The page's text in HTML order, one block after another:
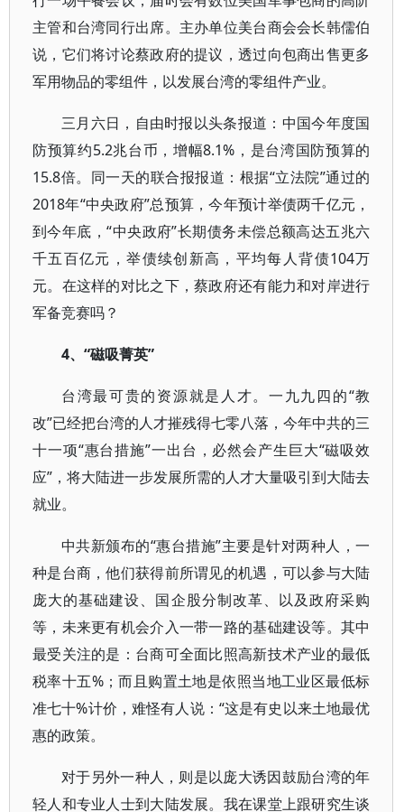
主管和台湾同行出席。主办单位美台商会会长韩儒伯
说，它们将讨论蔡政府的提议，透过向包商出售更多
军用物品的零组件，以发展台湾的零组件产业。
三月六日，自由时报以头条报道：中国今年度国
防预算约5.2兆台币，增幅8.1%，是台湾国防预算的
15.8倍。同一天的联合报报道：根据“立法院”通过的
2018年“中央政府”总预算，今年预计举债两千亿元，
到今年底，“中央政府”长期债务未偿总额高达五兆六
千五百亿元，举债续创新高，平均每人背债104万
元。在这样的对比之下，蔡政府还有能力和对岸进行
军备竞赛吗？
4、“磁吸菁英”
台湾最可贵的资源就是人才。一九九四的“教
改”已经把台湾的人才摧残得七零八落，今年中共的三
十一项“惠台措施”一出台，必然会产生巨大“磁吸效
应”，将大陆进一步发展所需的人才大量吸引到大陆去
就业。
中共新颁布的“惠台措施”主要是针对两种人，一
种是台商，他们获得前所谓见的机遇，可以参与大陆
庞大的基础建设、国企股分制改革、以及政府采购
等，未来更有机会介入一带一路的基础建设等。其中
最受关注的是：台商可全面比照高新技术产业的最低
税率十五%；而且购置土地是依照当地工业区最低标
准七十%计价，难怪有人说：“这是有史以来土地最优
惠的政策。
对于另外一种人，则是以庞大诱因鼓励台湾的年
轻人和专业人士到大陆发展。我在课堂上跟研究生谈